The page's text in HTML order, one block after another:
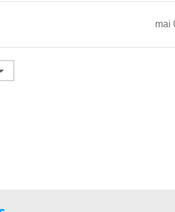
mai